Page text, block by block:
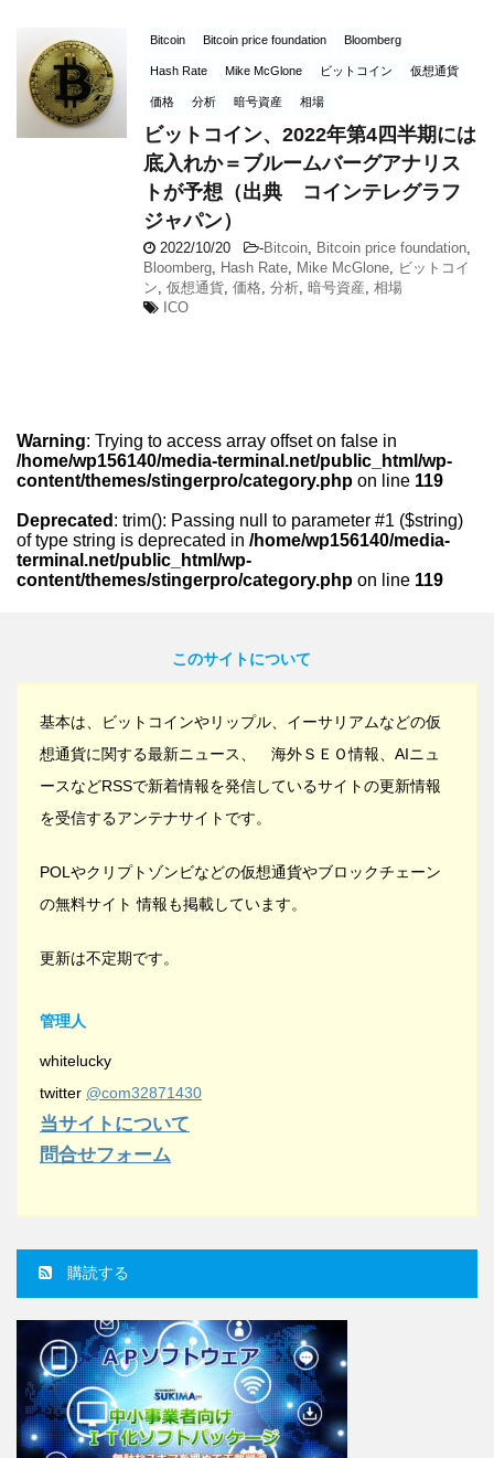
Bitcoin Bitcoin price foundation Bloomberg
Hash Rate Mike McGlone ビットコイン 仮想通貨
価格 分析 暗号資産 相場
ビットコイン、2022年第4四半期には
底入れか＝ブルームバーグアナリス
トが予想（出典 コインテレグラフ
ジャパン）
2022/10/20 -Bitcoin Bitcoin price foundation
Bloomberg Hash Rate Mike McGlone
ビットコイ
ン 仮想通貨 価格 分析 暗号資産 相場
ICO
Warning: Trying to access array offset on false in
/home/wp156140/media-terminal.net/public_html/wp-
content/themes/stingerpro/category.php on line 119
Deprecated : trim(): Passing null to parameter #1 ($string)
of type string is deprecated in /home/wp156140/media-
terminal.net/public_html/wp-
content/themes/stingerpro/category.php on line 119
このサイトについて
基本は、ビットコインやリップル、イーサリアムなどの仮
想通貨に関する最新ニュース、 海外ＳＥＯ情報、AIニュ
ースなどRSSで新着情報を発信しているサイトの更新情報
を受信するアンテナサイトです。
POLやクリプトゾンビなどの仮想通貨やブロックチェーン
の無料サイト 情報も掲載しています。
更新は不定期です。
管理人
whitelucky
twitter @com32871430
当サイトについて
問合せフォーム
購読する